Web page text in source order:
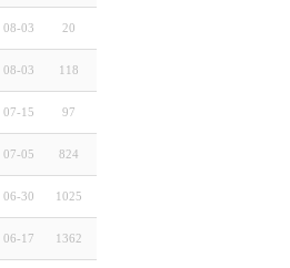
08-03 20
08-03 118
07-15 97
07-05 824
06-30 1025
06-17 1362